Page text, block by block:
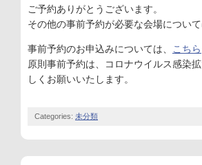
ご予約ありがとうございます。
その他の事前予約が必要な会場につい
事前予約のお申込みについては、 こちら
原則事前予約は、コロナウイルス感染
しくお願いいたします。
Categories: 未分類